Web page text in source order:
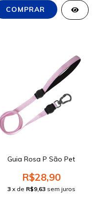
Guia Rosa P São Pet
R$28,90
3 x de R$9,63 sem juros